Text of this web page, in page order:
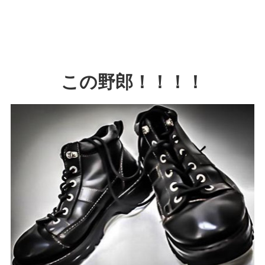
この野郎！！！！